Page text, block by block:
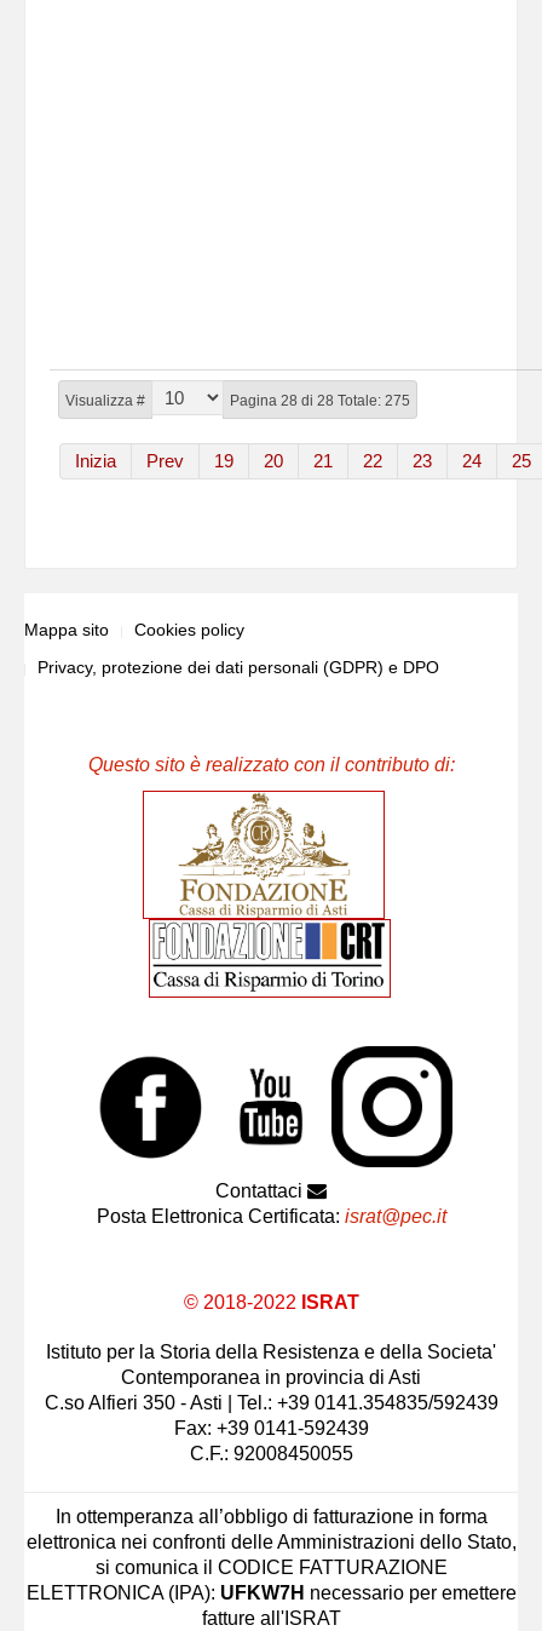
Visualizza # Pagina 28 di 28 Totale: 275
Inizia Prev 19 20 21 22 23 24 25
Mappa sito
Cookies policy
Privacy, protezione dei dati personali (GDPR) e DPO
Questo sito è realizzato con il contributo di:
Contattaci
Posta Elettronica Certificata: israt@pec.it
© 2018-2022 ISRAT
Istituto per la Storia della Resistenza e della Societa'
Contemporanea in provincia di Asti
C.so Alfieri 350 - Asti | Tel.: +39 0141.354835/592439
Fax: +39 0141-592439
C.F.: 92008450055
In ottemperanza all’obbligo di fatturazione in forma
elettronica nei confronti delle Amministrazioni dello Stato,
si comunica il CODICE FATTURAZIONE
ELETTRONICA (IPA): UFKW7H necessario per emettere
fatture all'ISRAT